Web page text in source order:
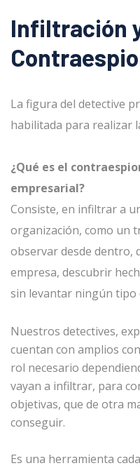
Infiltración
La figura del detective
habilitada para realizar
¿Qué es el
empresarial?
Consiste, en infiltrar a
organización, como un
observar desde dentro,
empresa, descubrir
sin levantar ningún tipo
Nuestros detectives,
cuentan con amplios
rol necesario
vayan a infiltrar, para
objetivas, que de otra
conseguir.
Es una herramienta